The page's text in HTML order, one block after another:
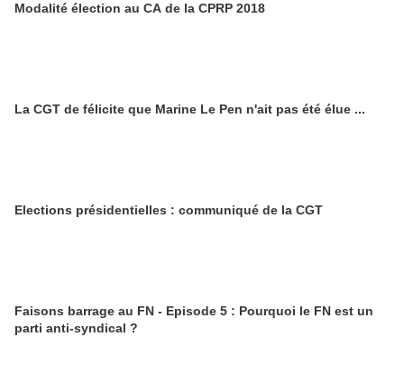
Modalité élection au CA de la CPRP 2018
La CGT de félicite que Marine Le Pen n'ait pas été élue ...
Elections présidentielles : communiqué de la CGT
Faisons barrage au FN - Episode 5 : Pourquoi le FN est un
parti anti-syndical ?